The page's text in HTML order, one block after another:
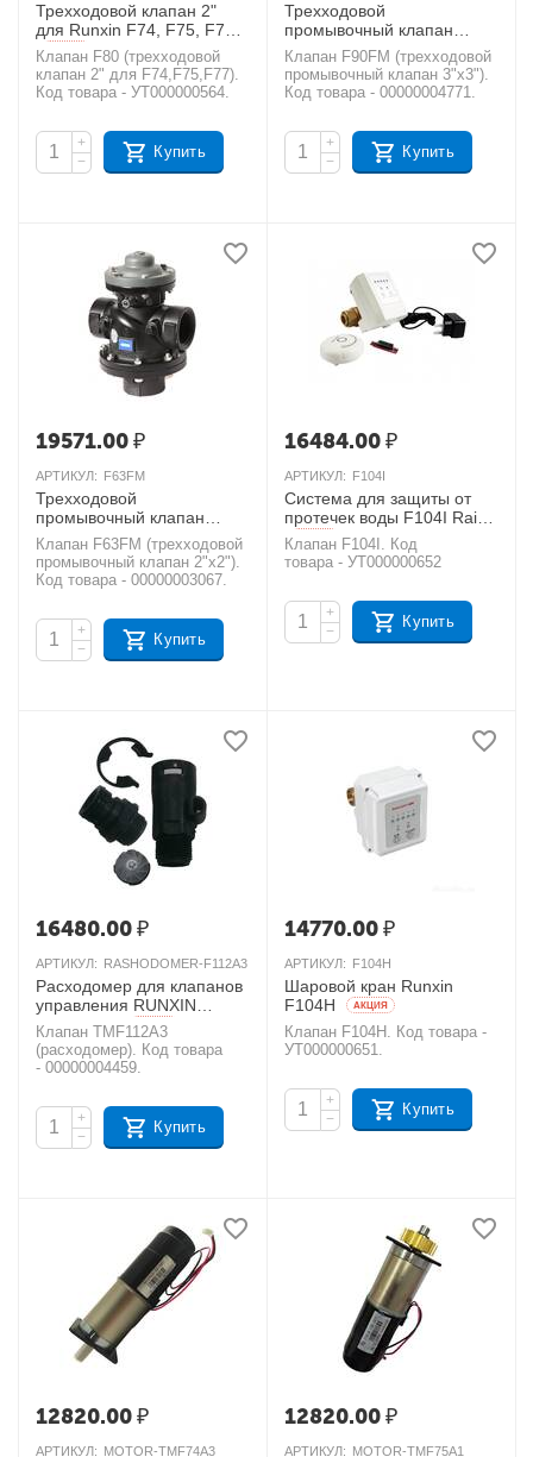
Трехходовой клапан 2"
для Runxin F74, F75, F77
Клапан F80 (трехходовой
клапан 2" для F74,F75,F77).
Код товара - УТ000000564.
+
−
Купить
Трехходовой
промывочный клапан
3"х3", универсальный
Клапан F90FM (трехходовой
промывочный клапан 3"х3").
Код товара - 00000004771.
+
−
Купить
19571.00₽
АРТИКУЛ: F63FM
Трехходовой
промывочный клапан
2"х2", универсальный
Клапан F63FM (трехходовой
промывочный клапан 2"х2").
Код товара - 00000003067.
+
−
Купить
16484.00₽
АРТИКУЛ: F104I
Система для защиты от
протечек воды F104I Raifil
Клапан F104I. Код
товара - УТ000000652
+
−
Купить
16480.00₽
АРТИКУЛ: RASHODOMER-F112A3
Расходомер для клапанов
управления RUNXIN
TMF112A3
AКЦИЯ
Клапан TMF112A3
(расходомер). Код товара
- 00000004459.
+
−
Купить
14770.00₽
АРТИКУЛ: F104H
Шаровой кран Runxin
F104H
AКЦИЯ
Клапан F104H. Код товара -
УТ000000651.
+
−
Купить
12820.00₽
АРТИКУЛ: MOTOR-TMF74A3
12820.00₽
АРТИКУЛ: MOTOR-TMF75A1